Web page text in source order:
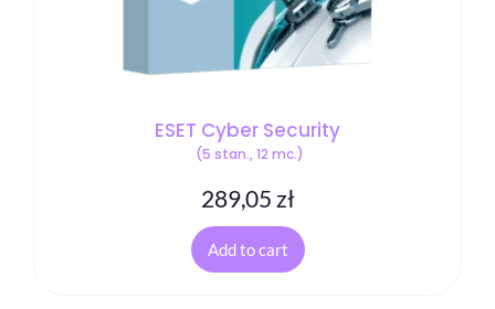
ESET Cyber Security
(5 stan., 12 mc.)
289,05 zł
Add to cart
kategorię